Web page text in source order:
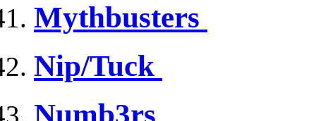
Mythbusters
Nip/Tuck